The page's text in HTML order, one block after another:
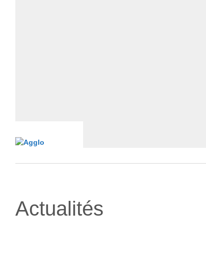
Actualités